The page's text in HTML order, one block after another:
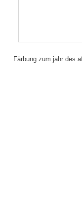
Färbung zum jahr des